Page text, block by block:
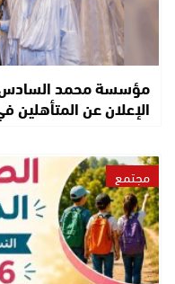
مؤسسة محمد السادس
الإعلان عن
مجتمع